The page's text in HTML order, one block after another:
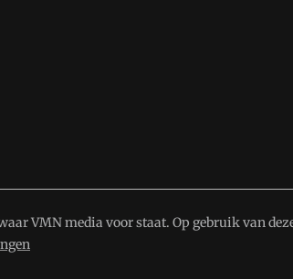
VMN media voor staat. Op gebruik van